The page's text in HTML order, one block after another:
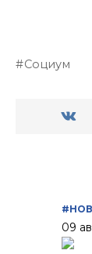
Социум
09